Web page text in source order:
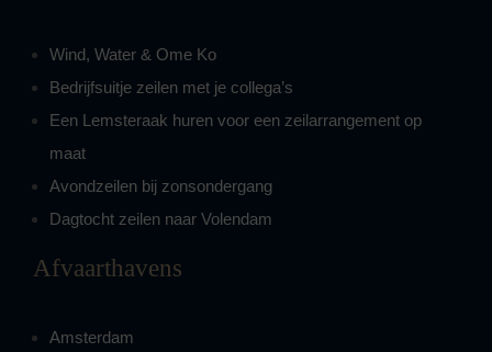
Wind, Water & Ome Ko
Bedrijfsuitje zeilen met je collega’s
Een Lemsteraak huren voor een zeilarrangement op
maat
Avondzeilen bij zonsondergang
Dagtocht zeilen naar Volendam
Afvaarthavens
Amsterdam